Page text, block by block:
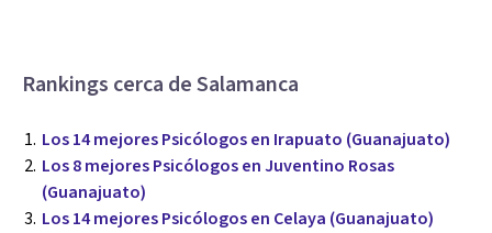
Rankings cerca de Salamanca
Los 14 mejores Psicólogos en Irapuato (Guanajuato)
Los 8 mejores Psicólogos en Juventino Rosas
(Guanajuato)
Los 14 mejores Psicólogos en Celaya (Guanajuato)